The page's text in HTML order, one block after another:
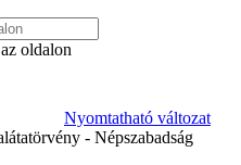
Nyomtatható változat
- Népszabadság